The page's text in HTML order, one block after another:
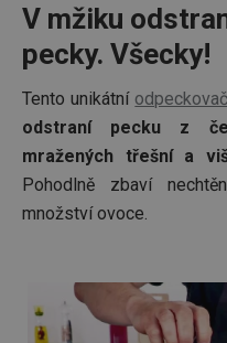
V mžiku
pecky. Všecky!
Tento unikátní
odstraní pecku z
mražených třešní a
Pohodlně zbaví
množství ovoce.
CookieScriptConsent
zásadách ochrany